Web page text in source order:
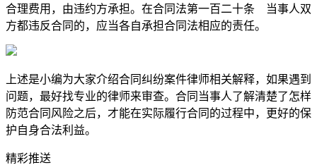
合理费用，由违约方承担。在合同法第一百二十条 当事人双
方都违反合同的，应当各自承担合同法相应的责任。
上述是小编为大家介绍合同纠纷案件律师相关解释，如果遇到
问题，最好找专业的律师来审查。合同当事人了解清楚了怎样
防范合同风险之后，才能在实际履行合同的过程中，更好的保
护自身合法利益。
精彩推送